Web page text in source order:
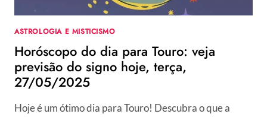
ASTROLOGIA E MISTICISMO
Horóscopo do dia para Touro: veja
previsão do signo hoje, terça,
27/05/2025
Hoje é um ótimo dia para Touro! Descubra o que a